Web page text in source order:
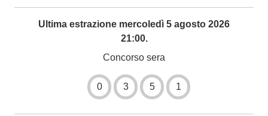
Ultima estrazione mercoledì 5 agosto 2026
21:00.
Concorso sera
0 3 5 1